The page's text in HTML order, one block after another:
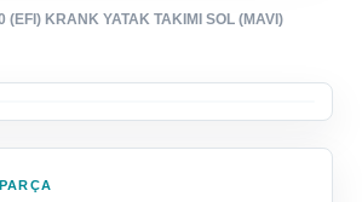
(EFI) KRANK YATAK TAKIMI SOL (MAVI)